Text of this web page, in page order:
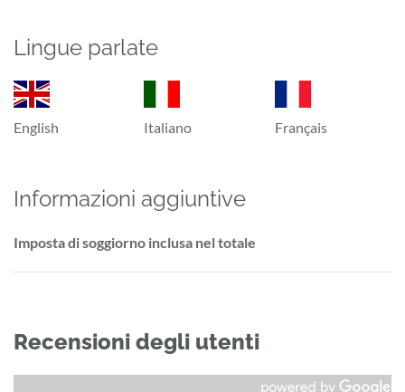
Lingue parlate
English Italiano Français
Informazioni aggiuntive
Imposta di soggiorno inclusa nel totale
Recensioni degli utenti